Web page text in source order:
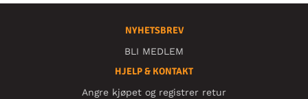
NYHETSBREV
BLI MEDLEM
HJELP & KONTAKT
Angre kjøpet og registrer retur